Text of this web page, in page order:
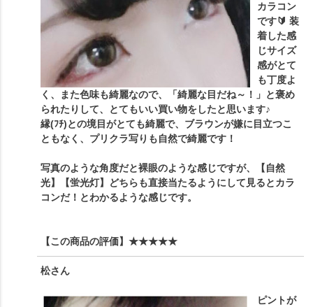
カラコン
です🔰 装
着した感
じサイズ
感がとて
も丁度よ
く、また色味も綺麗なので、「綺麗な目だね～！」と褒め
られたりして、とてもいい買い物をしたと思います♪
縁(ﾌﾁ)との境目がとても綺麗で、ブラウンが嫌に目立つこ
ともなく、プリクラ写りも自然で綺麗です！
写真のような角度だと裸眼のような感じですが、【自然
光】【蛍光灯】どちらも直接当たるようにして見るとカラ
コンだ！とわかるような感じです。
【この商品の評価】 ★★★★★
松さん
ピントが